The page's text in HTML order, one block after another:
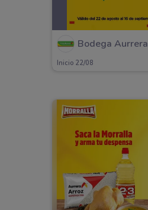
Bodega Aurrera
Inicio 22/08